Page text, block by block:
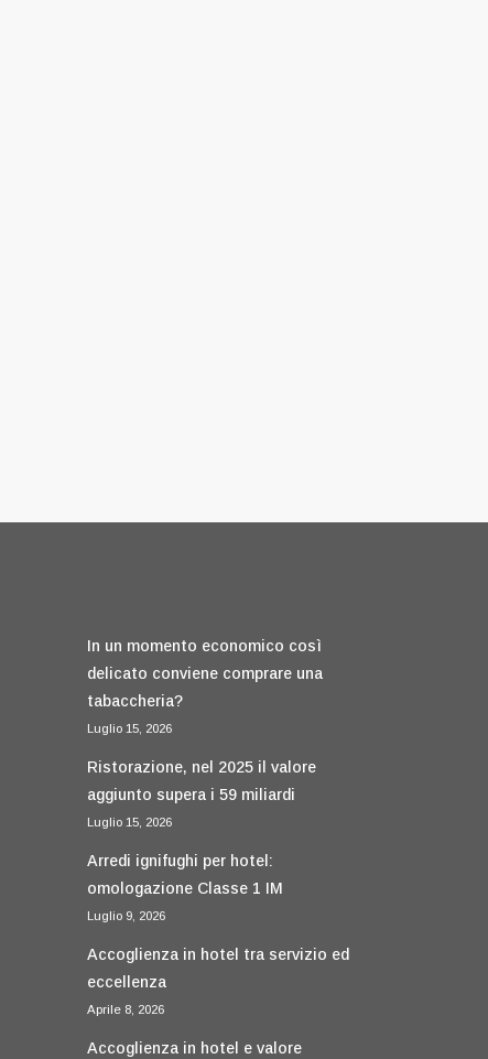
In un momento economico così
delicato conviene comprare una
tabaccheria?
Luglio 15, 2026
Ristorazione, nel 2025 il valore
aggiunto supera i 59 miliardi
Luglio 15, 2026
Arredi ignifughi per hotel:
omologazione Classe 1 IM
Luglio 9, 2026
Accoglienza in hotel tra servizio ed
eccellenza
Aprile 8, 2026
Accoglienza in hotel e valore